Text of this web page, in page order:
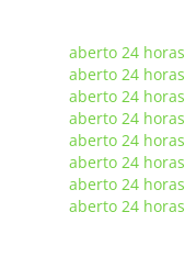
aberto 24 horas
aberto 24 horas
aberto 24 horas
aberto 24 horas
aberto 24 horas
aberto 24 horas
aberto 24 horas
aberto 24 horas